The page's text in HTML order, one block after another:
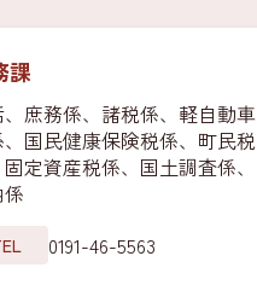
課
庶務係、諸税係、軽自動車
国民健康保険税係、町民税
定資産税係、国土調査係、
0191-46-5563